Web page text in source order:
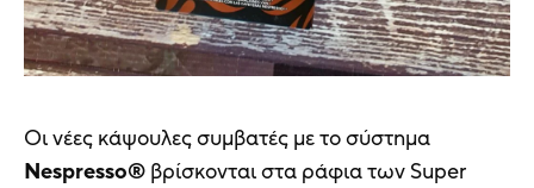
Οι νέες κάψουλες συμβατές με το σύστημα
Nespresso® βρίσκονται στα ράφια των Super